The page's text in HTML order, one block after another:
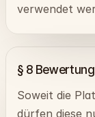
verwendet
§ 8
Soweit die
dürfen diese